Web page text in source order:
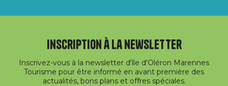
Inscription à la newsletter
Inscrivez-vous à la newsletter d'île d'Oléron Marennes
Tourisme pour être informé en avant première des
actualités, bons plans et offres spéciales.